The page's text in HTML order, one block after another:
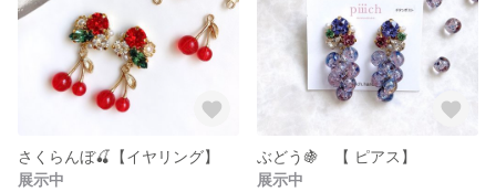
さくらんぼ🍒【イヤリング】
展示中
ぶどう🍇 【 ピアス】
展示中